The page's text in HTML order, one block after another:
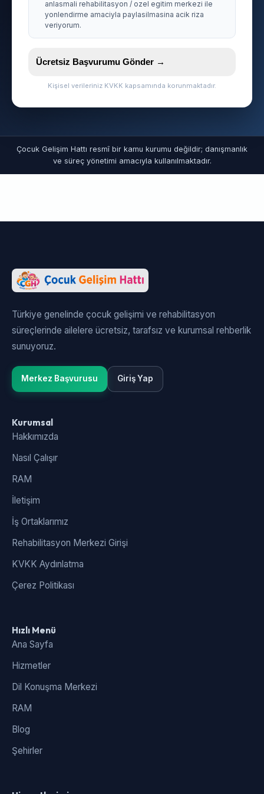
anlasmali rehabilitasyon / ozel egitim merkezi ile
yonlendirme amaciyla paylasilmasina acik riza
veriyorum.
Ücretsiz Başvurumu Gönder →
Kişisel verileriniz KVKK kapsamında korunmaktadır.
Çocuk Gelişim Hattı resmî bir kamu kurumu değildir; danışmanlık
ve süreç yönetimi amacıyla kullanılmaktadır.
Türkiye genelinde çocuk gelişimi ve rehabilitasyon
süreçlerinde ailelere ücretsiz, tarafsız ve kurumsal rehberlik
sunuyoruz.
Merkez Başvurusu Giriş Yap
Kurumsal
Hakkımızda
Nasıl Çalışır
RAM
İletişim
İş Ortaklarımız
Rehabilitasyon Merkezi Girişi
KVKK Aydınlatma
Çerez Politikası
Hızlı Menü
Ana Sayfa
Hizmetler
Dil Konuşma Merkezi
RAM
Blog
Şehirler